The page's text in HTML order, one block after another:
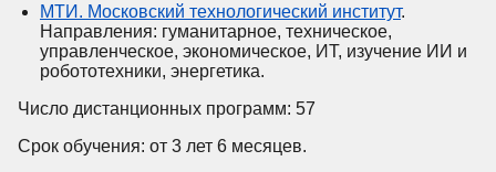
МТИ. Московский технологический институт.
Направления: гуманитарное, техническое,
управленческое, экономическое, ИТ, изучение ИИ и
робототехники, энергетика.
Число дистанционных программ: 57
Срок обучения: от 3 лет 6 месяцев.